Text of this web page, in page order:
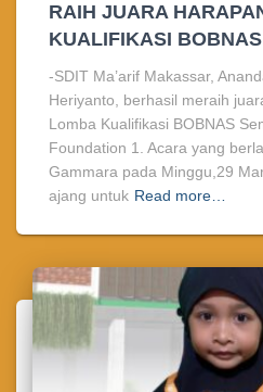
RAIH JUARA
KUALIFIKASI
-SDIT Ma’arif Makassar,
Heriyanto, berhasil meraih
Lomba Kualifikasi BOBNAS
Foundation 1. Acara yang
Gammara pada Minggu,29
ajang untuk Read more…